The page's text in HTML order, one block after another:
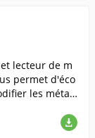
lecteur de m
permet d'éco
les métad